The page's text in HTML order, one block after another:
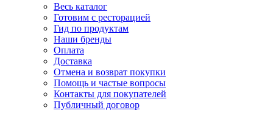
Весь каталог
Готовим с ресторацией
Гид по продуктам
Наши бренды
Оплата
Доставка
Отмена и возврат покупки
Помощь и частые вопросы
Контакты для покупателей
Публичный договор